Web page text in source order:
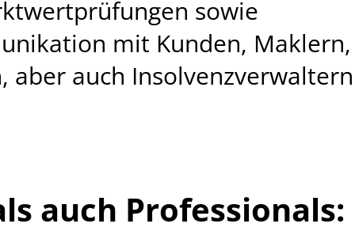
sowie
mit Kunden, Maklern,
auch Insolvenzverwaltern
auch Professionals: